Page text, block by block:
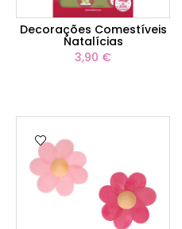
Decorações Comestíveis
Natalícias
3,90 €